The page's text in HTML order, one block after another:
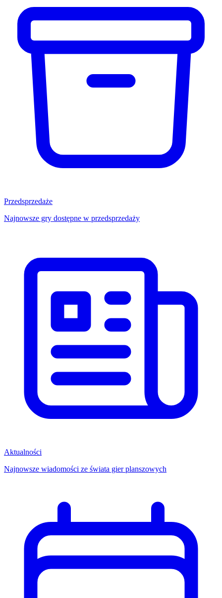
Przedsprzedaże
Najnowsze gry dostępne w przedsprzedaży
Aktualności
Najnowsze wiadomości ze świata gier planszowych